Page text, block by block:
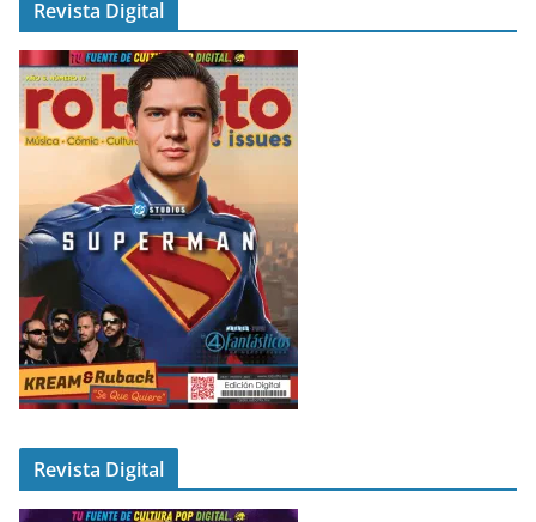
Revista Digital
Revista Digital